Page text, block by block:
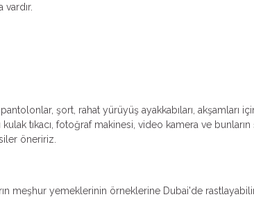
şort, rahat yürüyüş ayakkabıları, akşamları
tıkacı, fotoğraf makinesi, video kamera ve
öneririz.
meşhur yemeklerinin örneklerine Dubai'de